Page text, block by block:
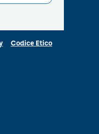
Codice Etico